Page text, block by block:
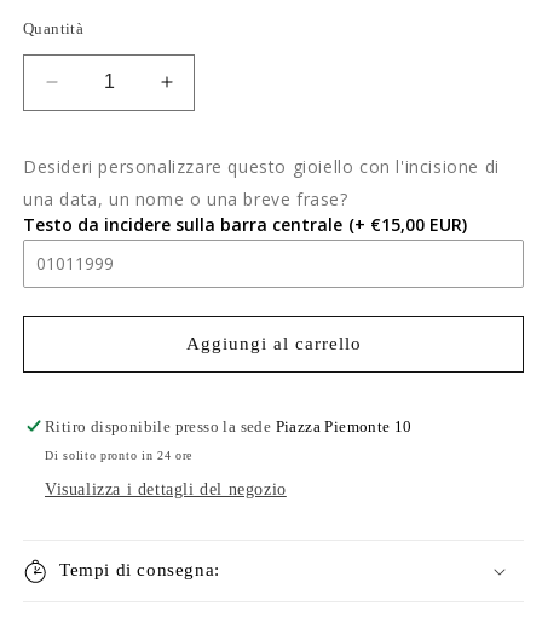
Quantità
Diminuisci
quantità
Segnalibro
personalizzabile
con
incisione!
Aumenta
quantità
Segnalibro
personalizzabile
con
incisione!
Desideri personalizzare questo gioiello con l'incisione di
una data, un nome o una breve frase?
Testo da incidere sulla barra centrale (+ €15,00 EUR)
Aggiungi al carrello
Ritiro disponibile presso la sede Piazza Piemonte 10
Di solito pronto in 24 ore
Visualizza i dettagli del negozio
Tempi di consegna: